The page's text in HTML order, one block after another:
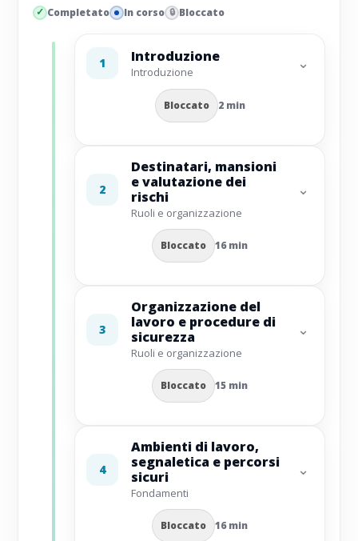
Completato In corso Bloccato
1 Introduzione
Introduzione
Bloccato 2 min
⌄
2
Destinatari, mansioni
e valutazione dei
rischi
Ruoli e organizzazione
Bloccato 16 min
⌄
3
Organizzazione del
lavoro e procedure di
sicurezza
Ruoli e organizzazione
Bloccato 15 min
⌄
4
Ambienti di lavoro,
segnaletica e percorsi
sicuri
Fondamenti
Bloccato 16 min
⌄